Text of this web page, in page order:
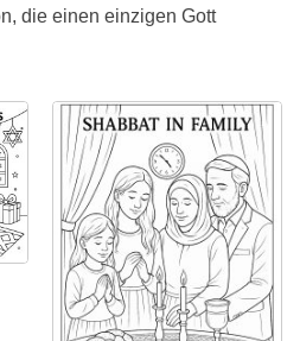
die einen einzigen Gott